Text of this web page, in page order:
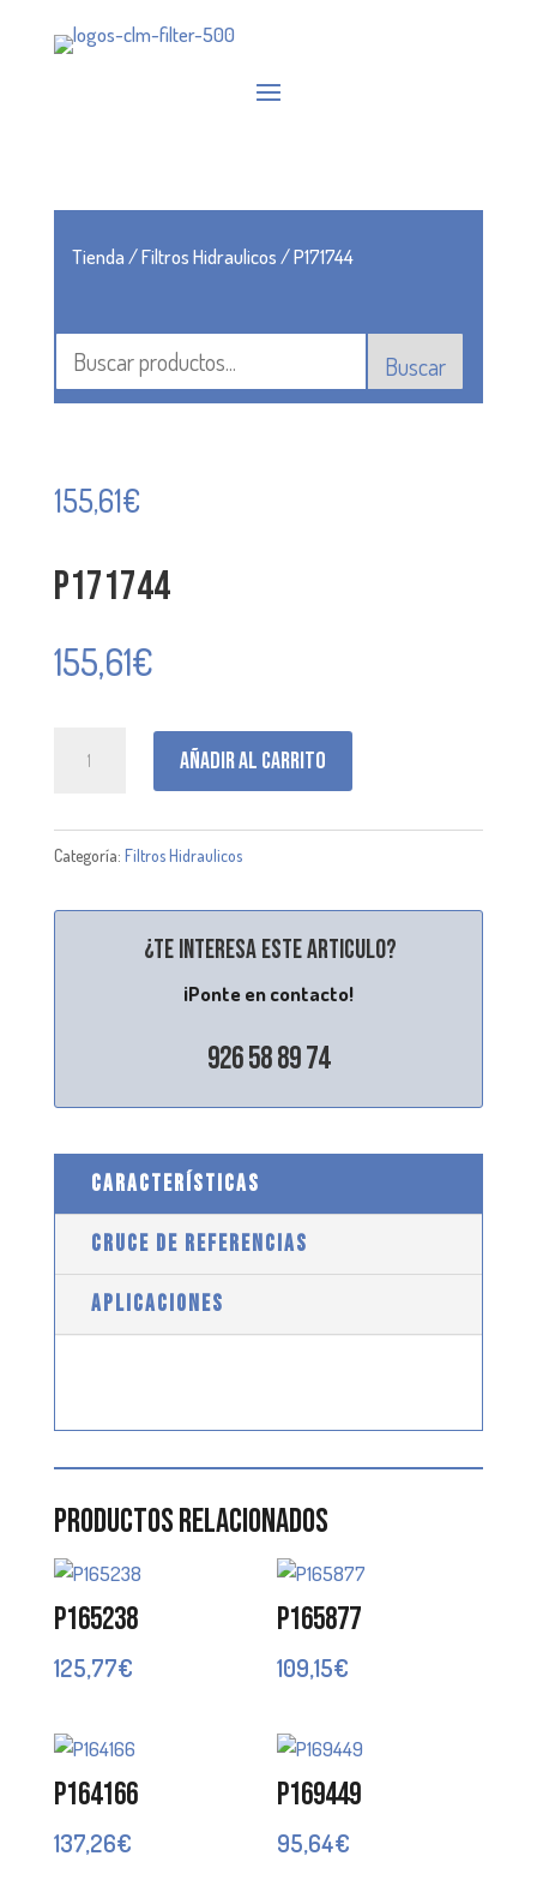
Tienda/Filtros Hidraulicos/ P171744
Buscar
155,61€
P171744
155,61€
Añadir al carrito
Categoría: Filtros Hidraulicos
¿Te interesa este articulo?
¡Ponte en contacto!
926 58 89 74
CARACTERÍSTICAS
CRUCE DE REFERENCIAS
APLICACIONES
Productos relacionados
P165238
125,77€
P165877
109,15€
P164166
137,26€
P169449
95,64€